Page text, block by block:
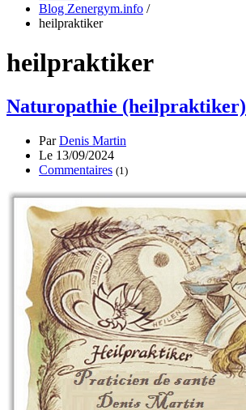
Blog Zenergym.info /
heilpraktiker
heilpraktiker
Naturopathie (heilpraktiker)
ParDenis Martin
Le 13/09/2024
Commentaires (1)